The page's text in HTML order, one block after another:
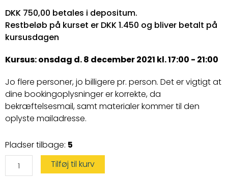
DKK 750,00 betales i depositum.
Restbeløb på kurset er DKK 1.450 og bliver betalt på
kursusdagen
Kursus: onsdag d. 8 december 2021 kl. 17:00 - 21:00
Jo flere personer, jo billigere pr. person. Det er vigtigt at
dine bookingoplysninger er korrekte, da
bekræftelsesmail, samt materialer kommer til den
oplyste mailadresse.
Pladser tilbage: 5
Duelighedsbevis
antal
Tilføj til kurv